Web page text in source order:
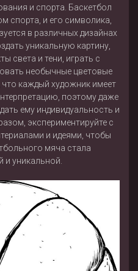
и спорта. Баскетбол
спорта, и его символика,
в различных дизайнах
уникальную картину,
света и тени, играть с
необычные цветовые
каждый художник имеет
поэтому даже
ему индивидуальность и
экспериментируйте с
и идеями, чтобы
мяча стала
и уникальной.